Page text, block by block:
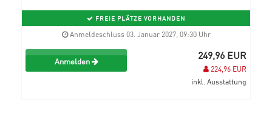
FREIE PLÄTZE VORHANDEN
Anmeldeschluss 03. Januar 2027, 09:30 Uhr
Anmelden 249,96 EUR
224,96 EUR
inkl. Ausstattung